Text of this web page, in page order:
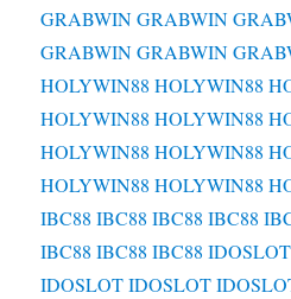
GRABWIN GRABWIN
GRABWIN GRABWIN
HOLYWIN88 HOLYWIN88
HOLYWIN88 HOLYWIN88
HOLYWIN88 HOLYWIN88
HOLYWIN88 HOLYWIN88
IBC88 IBC88 IBC88 IBC88
IBC88 IBC88 IBC88 IDOSLOT
IDOSLOT IDOSLOT